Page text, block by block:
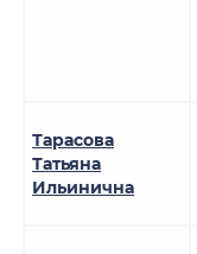
Тарасова
Татьяна
Ильинична